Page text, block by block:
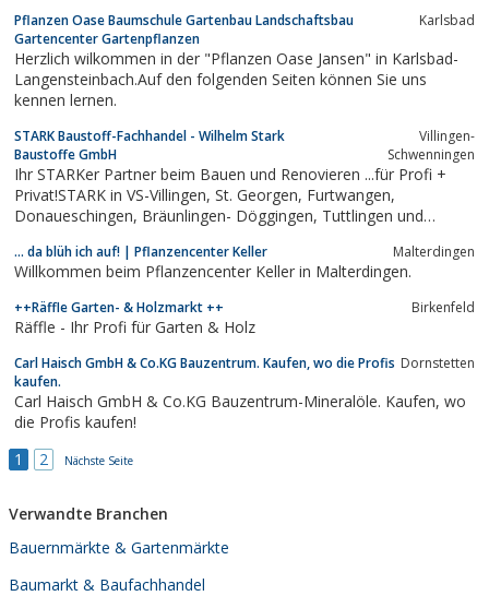
Pflanzen Oase Baumschule Gartenbau Landschaftsbau
Gartencenter Gartenpflanzen
Karlsbad
Herzlich wilkommen in der "Pflanzen Oase Jansen" in Karlsbad-
Langensteinbach.Auf den folgenden Seiten können Sie uns
kennen lernen.
STARK Baustoff-Fachhandel - Wilhelm Stark
Baustoffe GmbH
Villingen-
Schwenningen
Ihr STARKer Partner beim Bauen und Renovieren ...für Profi +
Privat!STARK in VS-Villingen, St. Georgen, Furtwangen,
Donaueschingen, Bräunlingen- Döggingen, Tuttlingen und
… da blüh ich auf! | Pflanzencenter Keller Malterdingen
Willkommen beim Pflanzencenter Keller in Malterdingen.
++Räffle Garten- & Holzmarkt ++ Birkenfeld
Räffle - Ihr Profi für Garten & Holz
Carl Haisch GmbH & Co.KG Bauzentrum. Kaufen, wo die Profis
kaufen.
Dornstetten
Carl Haisch GmbH & Co.KG Bauzentrum-Mineralöle. Kaufen, wo
die Profis kaufen!
1
2 Nächste Seite
Verwandte Branchen
Bauernmärkte & Gartenmärkte
Baumarkt & Baufachhandel